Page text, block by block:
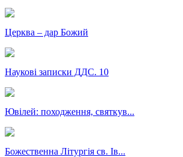
Церква – дар Божий
Наукові записки ДДС. 10
Ювілей: походження, святкув...
Божественна Літургія св. Ів...